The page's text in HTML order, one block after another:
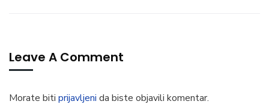
Leave A Comment
Morate biti prijavljeni da biste objavili komentar.